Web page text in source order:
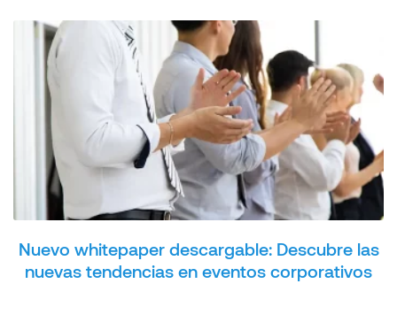
Nuevo whitepaper descargable: Descubre las
nuevas tendencias en eventos corporativos